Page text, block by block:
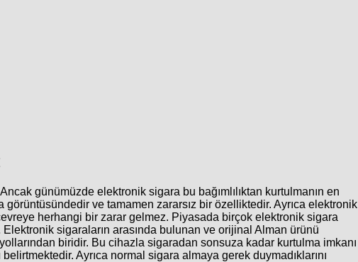
günümüzde elektronik sigara bu bağımlılıktan kurtulmanın en
ve tamamen zararsız bir özelliktedir. Ayrıca elektronik
herhangi bir zarar gelmez. Piyasada birçok elektronik sigara
sigaraların arasında bulunan ve orijinal Alman ürünü
biridir. Bu cihazla sigaradan sonsuza kadar kurtulma imkanı
Ayrıca normal sigara almaya gerek duymadıklarını